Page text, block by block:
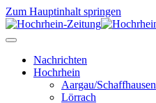
Zum Hauptinhalt springen
Nachrichten
Hochrhein
Aargau/Schaffhausen
Lörrach